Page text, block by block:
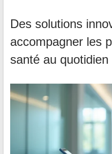
Des solutions
accompagner les
santé au quotidien